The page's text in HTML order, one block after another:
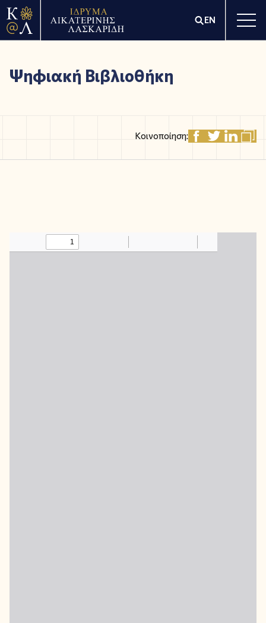
EN
Ψηφιακή Βιβλιοθήκη
Κοινοποίηση: